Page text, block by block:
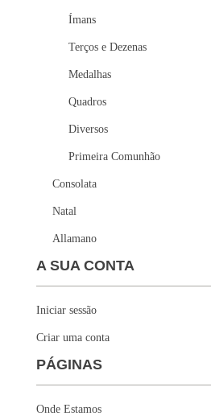
Ímans
Terços e Dezenas
Medalhas
Quadros
Diversos
Primeira Comunhão
Consolata
Natal
Allamano
A SUA CONTA
Iniciar sessão
Criar uma conta
PÁGINAS
Onde Estamos